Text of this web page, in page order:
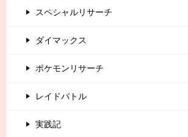
スペシャルリサーチ
ダイマックス
ポケモンリサーチ
レイドバトル
実践記